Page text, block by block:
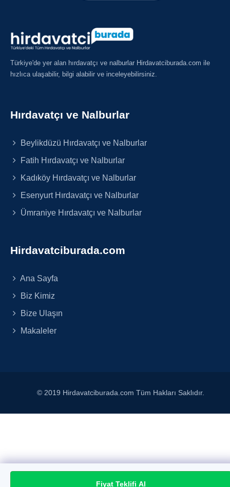
Fiyat Teklifi Al
Türkiye'de yer alan hırdavatçı ve nalburlar Hirdavatciburada.com ile
hızlıca ulaşabilir, bilgi alabilir ve inceleyebilirsiniz.
Hırdavatçı ve Nalburlar
Beylikdüzü Hırdavatçı ve Nalburlar
Fatih Hırdavatçı ve Nalburlar
Kadıköy Hırdavatçı ve Nalburlar
Esenyurt Hırdavatçı ve Nalburlar
Ümraniye Hırdavatçı ve Nalburlar
Hirdavatciburada.com
Ana Sayfa
Biz Kimiz
Bize Ulaşın
Makaleler
© 2019 Hirdavatciburada.com Tüm Hakları Saklıdır.